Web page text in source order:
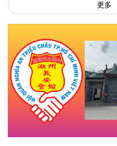
更多
西贡解放报网版权所有
由越南新闻与传播部所属报刊局于2023